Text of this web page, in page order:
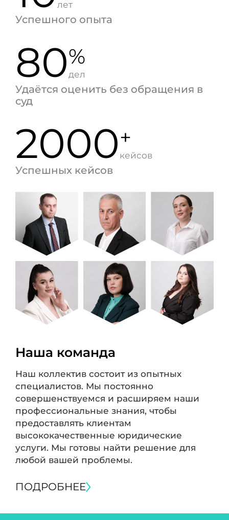
лет
Успешного опыта
80%
дел
Удаётся оценить без обращения в
суд
2000+
кейсов
Успешных кейсов
Наша команда
Наш коллектив состоит из опытных
специалистов. Мы постоянно
совершенствуемся и расширяем наши
профессиональные знания, чтобы
предоставлять клиентам
высококачественные юридические
услуги. Мы готовы найти решение для
любой вашей проблемы.
ПОДРОБНЕЕ